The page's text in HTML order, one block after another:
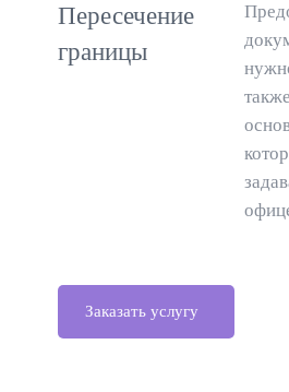
Пересечение
границы
Заказать услугу